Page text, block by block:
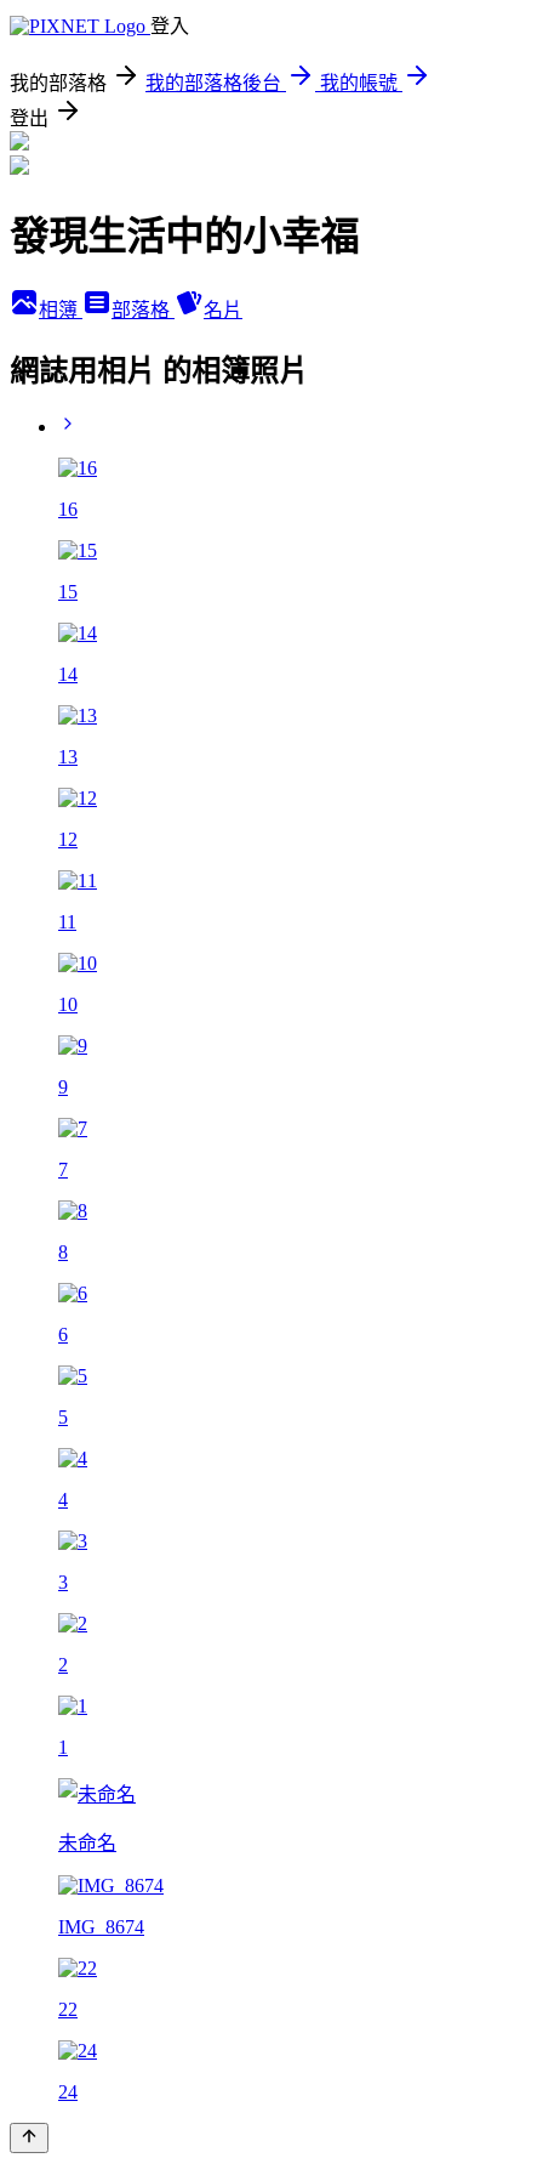
登入
我的部落格 我的部落格後台
我的帳號
登出
發現生活中的小幸福
相簿 部落格 名片
網誌用相片 的相簿照片
16
15
14
13
12
11
10
9
7
8
6
5
4
3
2
1
未命名
IMG_8674
22
24